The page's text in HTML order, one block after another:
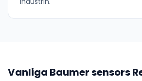
Vanliga Baumer sensors